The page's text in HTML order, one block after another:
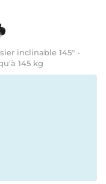
inclinable 145° -
145 kg